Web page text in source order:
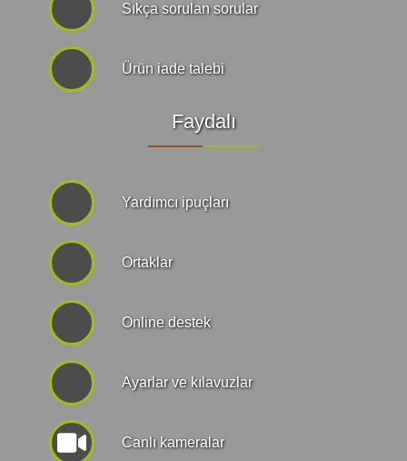
Sıkça sorulan sorular
Ürün iade talebi
Faydalı
Yardımcı ipuçları
Ortaklar
Online destek
Ayarlar ve kılavuzlar
Canlı kameralar